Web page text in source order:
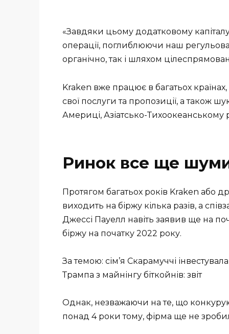
«Завдяки цьому додатковому
операції, поглиблюючи наш
органічно, так і шляхом
Kraken вже працює в багатьох
свої послуги та пропозиції, а також
Америці, Азіатсько-Тихоокеанському
Ринок все ще
Протягом багатьох років Kraken або
виходить на біржу кілька разів, а
Джессі Пауелл навіть заявив ще на
біржу на початку 2022 року.
За темою: сім’я Скарамуччі
Трампа з майнінгу біткойнів: звіт
Однак, незважаючи на те, що
понад 4 роки тому, фірма ще не